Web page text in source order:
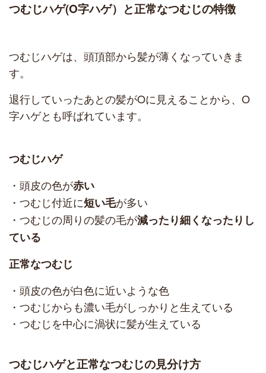
つむじハゲ(O字ハゲ）と正常なつむじの特徴
つむじハゲは、頭頂部から髪が薄くなっていきま
す。
退行していったあとの髪がOに見えることから、O
字ハゲとも呼ばれています。
つむじハゲ
・頭皮の色が赤い
・つむじ付近に短い毛が多い
・つむじの周りの髪の毛が減ったり細くなったり し
ている
正常なつむじ
・頭皮の色が白色に近いような色
・つむじからも濃い毛がしっかりと生えている
・つむじを中心に渦状に髪が生えている
つむじハゲと正常なつむじの見分け方